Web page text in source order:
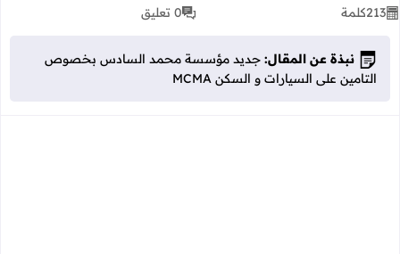
213كلمة 0 تعليق
نبذة عن المقال: جديد مؤسسة محمد السادس بخصوص
التامين على السيارات و السكن MCMA